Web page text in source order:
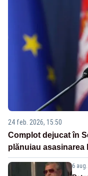
24 feb. 2026, 15:50
Complot dejucat în
plănuiau asasinarea
6